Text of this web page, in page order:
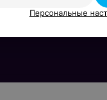
Персональные